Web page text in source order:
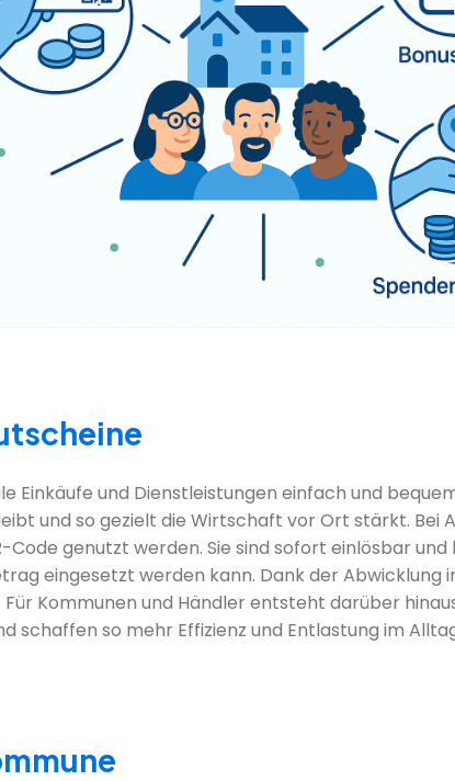
Einkäufe und Dienstleistungen einfach und
und so gezielt die Wirtschaft vor Ort stärkt. Bei
genutzt werden. Sie sind sofort einlösbar
eingesetzt werden kann. Dank der
Kommunen und Händler entsteht darüber
schaffen so mehr Effizienz und Entlastung im